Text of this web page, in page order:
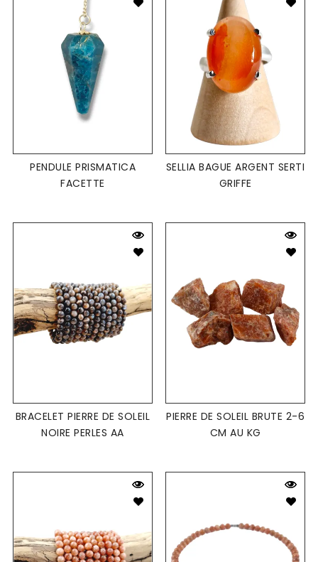
PENDULE PRISMATICA
FACETTE
SELLIA BAGUE ARGENT SERTI
GRIFFE
BRACELET PIERRE DE SOLEIL
NOIRE PERLES AA
PIERRE DE SOLEIL BRUTE 2-6
CM AU KG